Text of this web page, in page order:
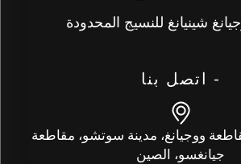
شينيانغ للنسيج المحدودة
- اتصل بنا
ووجيانغ، مدينة سوتشو، مقاطعة
جيانغسو، الصين